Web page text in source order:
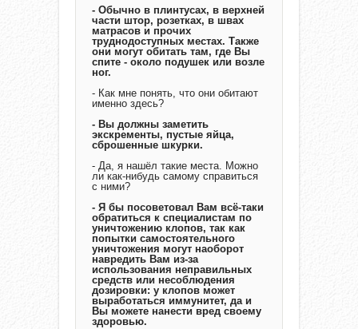
- Обычно в плинтусах, в верхней
части штор, розетках, в швах
матрасов и прочих
труднодоступных местах. Также
они могут обитать там, где Вы
спите - около подушек или возле
ног.
- Как мне понять, что они обитают
именно здесь?
- Вы должны заметить
экскременты, пустые яйца,
сброшенные шкурки.
- Да, я нашёл такие места. Можно
ли как-нибудь самому справиться
с ними?
- Я бы посоветовал Вам всё-таки
обратиться к специалистам по
уничтожению клопов, так как
попытки самостоятельного
уничтожения могут наоборот
навредить Вам из-за
использования неправильных
средств или несоблюдения
дозировки: у клопов может
выработаться иммунитет, да и
Вы можете нанести вред своему
здоровью.